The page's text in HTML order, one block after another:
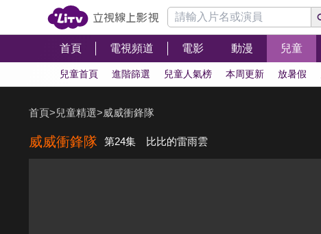
首頁 電視頻道 電影 動漫 兒童
兒童首頁 進階篩選 兒童人氣榜 本周更新 放暑假
首頁>兒童精選>威威衝鋒隊
威威衝鋒隊 第24集 比比的雷雨雲